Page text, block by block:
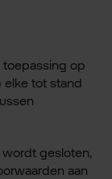
toepassing op
elke tot stand
gesloten,
aan